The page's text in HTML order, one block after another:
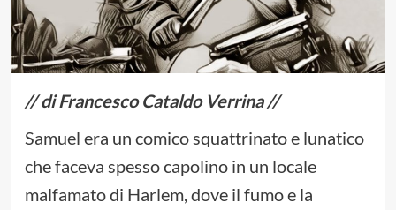
// di Francesco Cataldo Verrina //
Samuel era un comico squattrinato e lunatico
che faceva spesso capolino in un locale
malfamato di Harlem, dove il fumo e la